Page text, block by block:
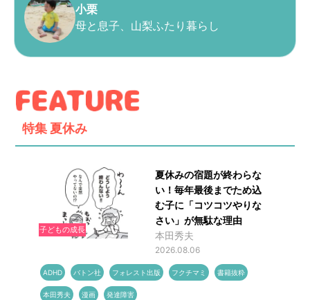
小栗
母と息子、山梨ふたり暮らし
特集 夏休み
子どもの成長
夏休みの宿題が終わらな
い！毎年最後までため込
む子に「コツコツやりな
さい」が無駄な理由
本田秀夫
2026.08.06
ADHD バトン社 フォレスト出版 フクチマミ 書籍抜粋
本田秀夫 漫画 発達障害